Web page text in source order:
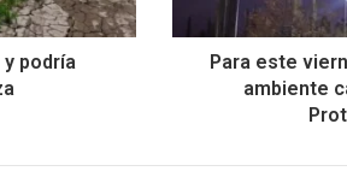
podría
Para este
ambiente